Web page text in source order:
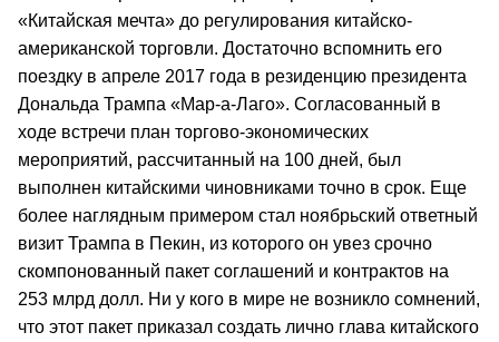
«Китайская мечта» до регулирования китайско-
американской торговли. Достаточно вспомнить его
поездку в апреле 2017 года в резиденцию президента
Дональда Трампа «Мар-а-Лаго». Согласованный в
ходе встречи план торгово-экономических
мероприятий, рассчитанный на 100 дней, был
выполнен китайскими чиновниками точно в срок. Еще
более наглядным примером стал ноябрьский ответный
визит Трампа в Пекин, из которого он увез срочно
скомпонованный пакет соглашений и контрактов на
253 млрд долл. Ни у кого в мире не возникло сомнений,
что этот пакет приказал создать лично глава китайского